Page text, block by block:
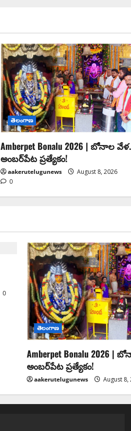
తెలంగాణ
Amberpet Bonalu 2026 | బోనాల
అంబర్‌పేట ప్రత్యేకం!
aakerutelugunews
August 8, 2026
0
0
తెలంగాణ
Amberpet Bonalu 2026 |
అంబర్‌పేట ప్రత్యేకం!
aakerutelugunews August